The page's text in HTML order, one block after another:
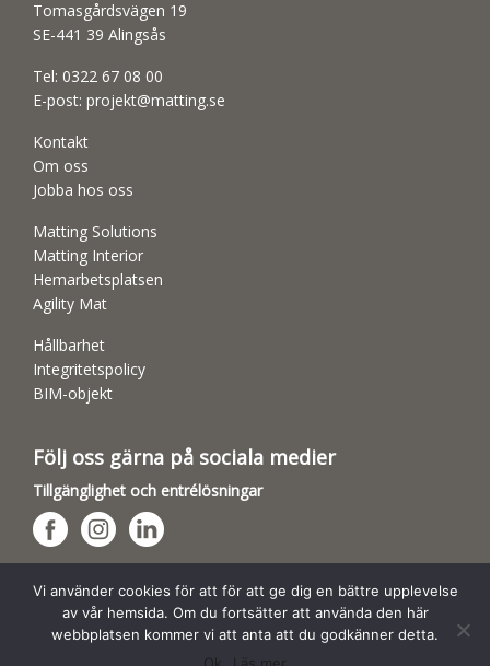
Tomasgårdsvägen 19
SE-441 39 Alingsås
Tel: 0322 67 08 00
E-post: projekt@matting.se
Kontakt
Om oss
Jobba hos oss
Matting Solutions
Matting Interior
Hemarbetsplatsen
Agility Mat
Hållbarhet
Integritetspolicy
BIM-objekt
Följ oss gärna på sociala medier
Tillgänglighet och entrélösningar
Hundsporthallar
Vi använder cookies för att för att ge dig en bättre upplevelse
av vår hemsida. Om du fortsätter att använda den här
webbplatsen kommer vi att anta att du godkänner detta.